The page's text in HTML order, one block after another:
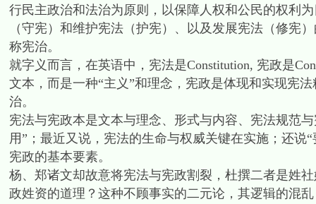
行民主政治和法治为原则，以保障人权和公民的权利
（守宪）和维护宪法（护宪）、以及发展宪法（修宪
称宪治。
就字义而言，在英语中，宪法是Constitution, 宪政是
文本，而是一种“主义”和理念，宪政是体现和实现宪
治。
宪法与宪政本是文本与理念、形式与内容、宪法规范
用”；最近又说，宪法的生命与权威关键在实施；还
宪政的基本要素。
杨、郑诸文却故意将宪法与宪政割裂，杜撰二者是姓
政姓资的道理？这种不顾事实的二元论，其逻辑的混